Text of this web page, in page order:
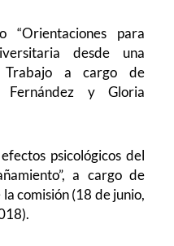
“Orientaciones para
desde una
Trabajo a cargo de
Fernández y Gloria
psicológicos del
a cargo de
comisión (18 de junio,